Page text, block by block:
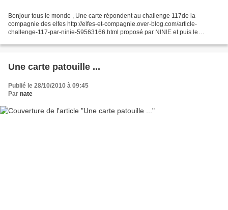
Bonjour tous le monde , Une carte répondent au challenge 117de la
compagnie des elfes http://elfes-et-compagnie.over-blog.com/article-
challenge-117-par-ninie-59563166.html proposé par NINIE et puis le
blog.com/categorie-10512910.html...
Une carte patouille ...
Publié le 28/10/2010 à 09:45
Par nate